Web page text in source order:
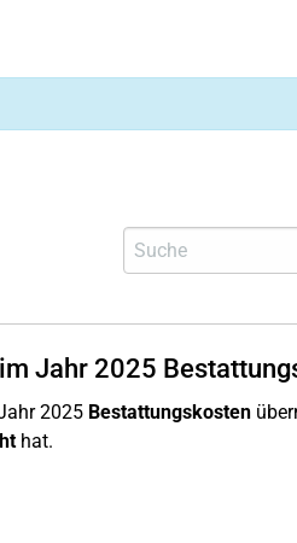
Jahr 2025
2025 Bestattungskosten
hat.